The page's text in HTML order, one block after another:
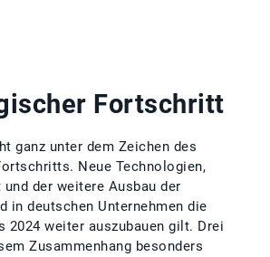
Fortschritt
ganz unter dem Zeichen des
Neue Technologien,
der weitere Ausbau der
in deutschen Unternehmen die
2024 weiter auszubauen gilt. Drei
Zusammenhang besonders